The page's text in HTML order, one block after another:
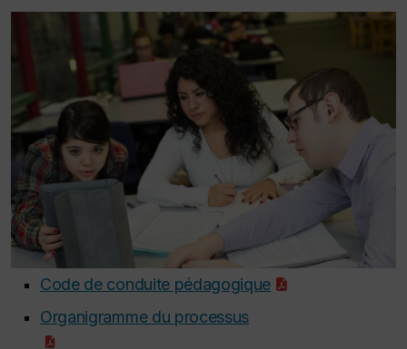
Code de conduite pédagogique
Organigramme du processus